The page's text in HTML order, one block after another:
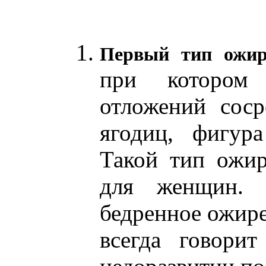
Первый тип
при котором
отложений
ягодиц,
Такой тип
для женщин.
бедренное
всегда